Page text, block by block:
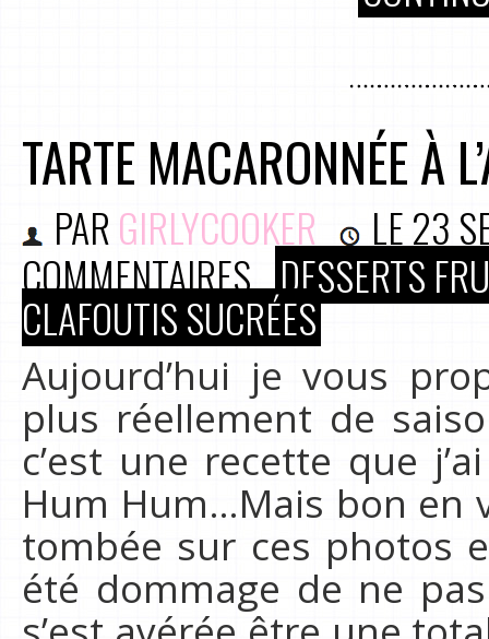
TARTE MACARONNÉE À
PAR GIRLYCOOKER LE23
COMMENTAIRES DESSERTS
CLAFOUTIS SUCRÉES
Aujourd’hui je vous
plus réellement de
c’est une recette que
Hum Hum…Mais bon en
tombée sur ces photos
été dommage de ne